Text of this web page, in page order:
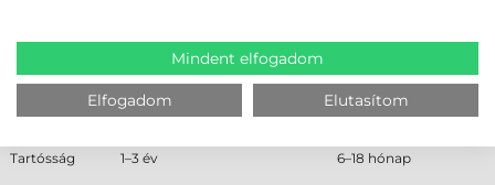
ÖSSZEHASONLÍTÁS
Tulajdonság Papír (Termál-transzfer)
Direkt termál
jobb
gyenge
Fényállóság
stabil
fakul
Tartósság
1–3 év 6–18 hónap
Mindent elfogadom
Elfogadom Elutasítom